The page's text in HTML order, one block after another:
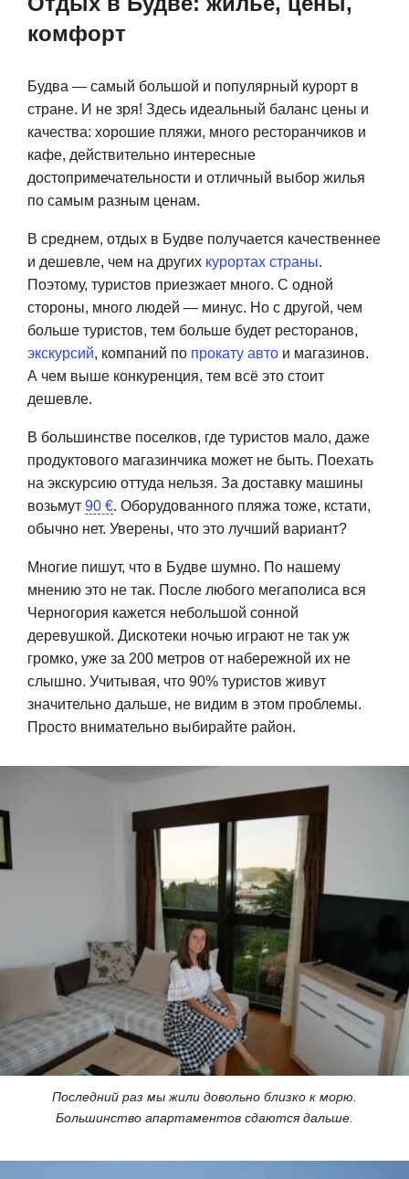
комфорт
Будва — самый большой и популярный курорт в
стране. И не зря! Здесь идеальный баланс цены и
качества: хорошие пляжи, много ресторанчиков и
кафе, действительно интересные
достопримечательности и отличный выбор жилья
по самым разным ценам.
В среднем, отдых в Будве получается качественнее
и дешевле, чем на других курортах страны.
Поэтому, туристов приезжает много. С одной
стороны, много людей — минус. Но с другой, чем
больше туристов, тем больше будет ресторанов,
экскурсий, компаний по прокату авто и магазинов.
А чем выше конкуренция, тем всё это стоит
дешевле.
В большинстве поселков, где туристов мало, даже
продуктового магазинчика может не быть. Поехать
на экскурсию оттуда нельзя. За доставку машины
возьмут 90 €. Оборудованного пляжа тоже, кстати,
обычно нет. Уверены, что это лучший вариант?
Многие пишут, что в Будве шумно. По нашему
мнению это не так. После любого мегаполиса вся
Черногория кажется небольшой сонной
деревушкой. Дискотеки ночью играют не так уж
громко, уже за 200 метров от набережной их не
слышно. Учитывая, что 90% туристов живут
значительно дальше, не видим в этом проблемы.
Просто внимательно выбирайте район.
Последний раз мы жили довольно близко к морю.
Большинство апартаментов сдаются дальше.